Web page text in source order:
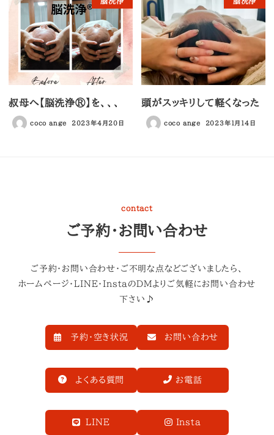
叔母へ【脳洗浄®】を、、、
coco ange 2023年4月20日
頭がスッキリして軽くなった
coco ange 2023年1月14日
contact
ご予約・お問い合わせ
ご予約・お問い合わせ・ご不明な点などございましたら、
ホームページ・LINE・InstaのDMよりご気軽にお問い合わせ
下さい♪
予約・空き状況 お問い合わせ
よくある質問 お電話
LINE Insta